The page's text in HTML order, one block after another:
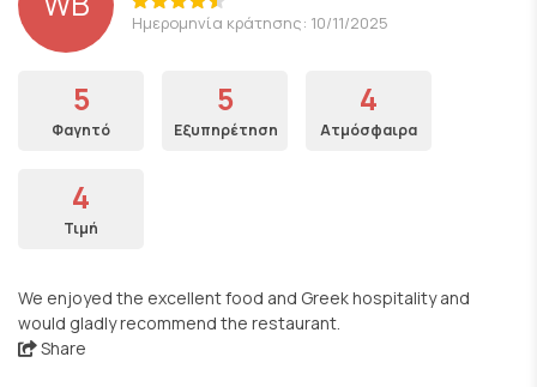
Ημερομηνία κράτησης: 10/11/2025
5
Φαγητό
5
Εξυπηρέτηση
4
Ατμόσφαιρα
4
Τιμή
We enjoyed the excellent food and Greek hospitality and
would gladly recommend the restaurant.
Share